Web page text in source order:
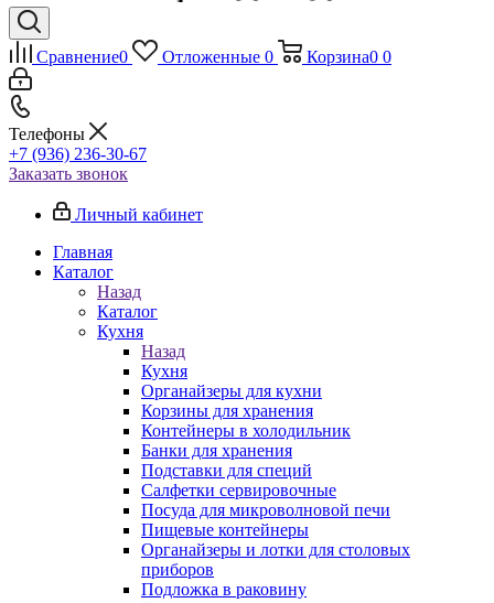
Сравнение0 Отложенные 0 Корзина0 0
Телефоны
+7 (936) 236-30-67
Заказать звонок
Личный кабинет
Главная
Каталог
Назад
Каталог
Кухня
Назад
Кухня
Органайзеры для кухни
Корзины для хранения
Контейнеры в холодильник
Банки для хранения
Подставки для специй
Салфетки сервировочные
Посуда для микроволновой печи
Пищевые контейнеры
Органайзеры и лотки для столовых
приборов
Подложка в раковину